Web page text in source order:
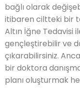
bağlı olarak
itibaren ciltteki bir
Altın İğne Tedavisi
gençleştirebilir ve
çıkarabilirsiniz.
bir doktora
planı oluşturmak